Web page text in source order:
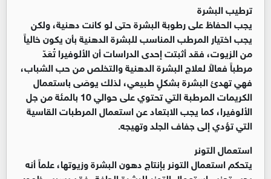
ترطيب البشرة
يجب الحفاظ على رطوبة البشرة حتى لو كانت دهنية، ولكن
يجب اختيار المرطب المناسب للبشرة الدهنية بأن يكون خالياً
من الزيوت، فقد أثبتت إحدى الدراسات أن الألوفيرا تُعَدّ
مرطباً فعالاً لعلاج البشرة الدهنية والتخلص من حب الشباب،
فهي تهدئ البشرة بشكلٍ طبيعي، لذلك يوصَى باستعمال
الكريمات المرطبة التي تحتوي على حوالي 10 بالمئة من جل
الألوفيرا، كما يجب الابتعاد عن استعمال المرطبات القاسية
التي تؤدي إلى جفاف الجلد وتهيجه.
استعمال التونر
يتحكم استعمال التونر بإنتاج دهون البشرة وزيوتها، علماً أنه